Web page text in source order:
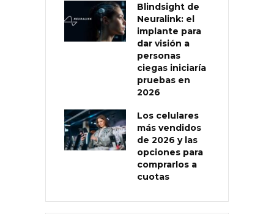
Blindsight de
Neuralink: el
implante para
dar visión a
personas
ciegas iniciaría
pruebas en
2026
Los celulares
más vendidos
de 2026 y las
opciones para
comprarlos a
cuotas